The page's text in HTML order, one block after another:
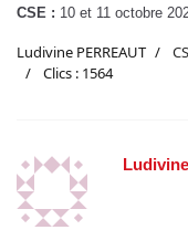
CSE : 10 et 11 octobre
Ludivine PERREAUT
Clics : 1564